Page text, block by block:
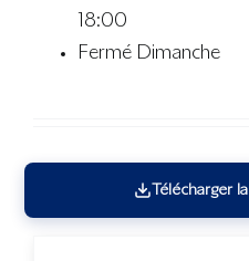
18:00
Fermé Dimanche
Télécharger